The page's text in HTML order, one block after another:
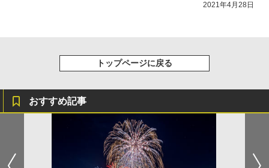
2021年4月28日
トップページに戻る
おすすめ記事